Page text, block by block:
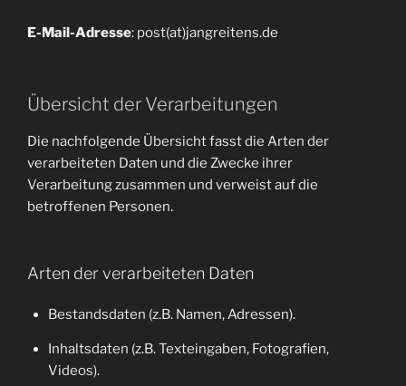
E-Mail-Adresse: post(at)jangreitens.de
Übersicht der Verarbeitungen
Die nachfolgende Übersicht fasst die Arten der
verarbeiteten Daten und die Zwecke ihrer
Verarbeitung zusammen und verweist auf die
betroffenen Personen.
Arten der verarbeiteten Daten
Bestandsdaten (z.B. Namen, Adressen).
Inhaltsdaten (z.B. Texteingaben, Fotografien,
Videos).